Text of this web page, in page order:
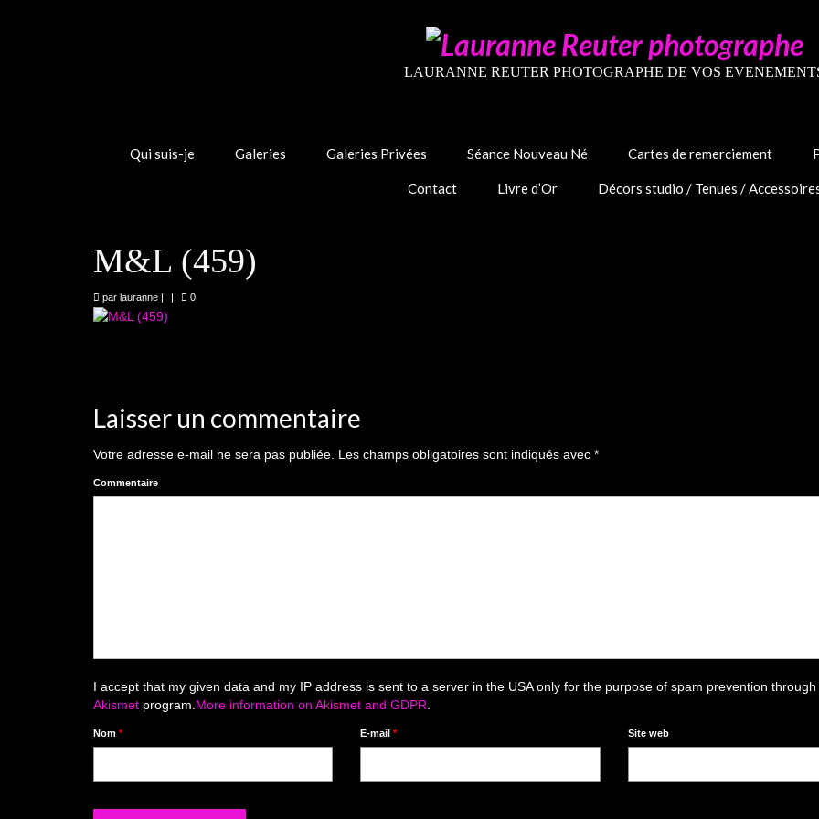
LAURANNE REUTER PHOTOGRAPHE DE VOS
Qui suis-je Galeries Galeries Privées Séance Nouveau Né Cartes de remerciement
Contact Livre d’Or Décors studio / Tenues /
M&L (459)
par lauranne | | 0
Laisser un commentaire
Votre adresse e-mail ne sera pas publiée. Les champs obligatoires sont indiqués avec *
Commentaire
I accept that my given data and my IP address is sent to a server in the USA only for the purpose of spam prevention through
Akismet program. More information on Akismet and GDPR
Nom * E-mail* Site web